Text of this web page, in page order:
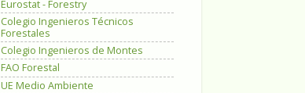
Eurostat - Forestry
Colegio Ingenieros Técnicos
Forestales
Colegio Ingenieros de Montes
FAO Forestal
UE Medio Ambiente